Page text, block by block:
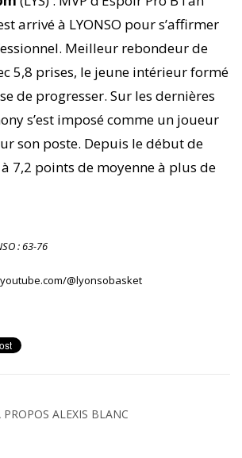
arrivé à LYONSO pour s’affirmer
Meilleur rebondeur de
5,8 prises, le jeune intérieur formé
de progresser. Sur les dernières
s’est imposé comme un joueur
son poste. Depuis le début de
7,2 points de moyenne à plus de
:63-76
@lyonsobasket
PROPOS ALEXIS BLANC